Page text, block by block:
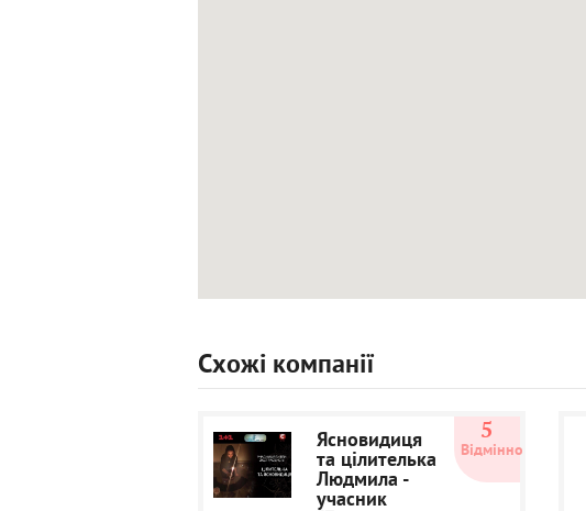
Схожі компанії
Ясновидиця
та цілителька
Людмила -
учасник
5
Відмінно